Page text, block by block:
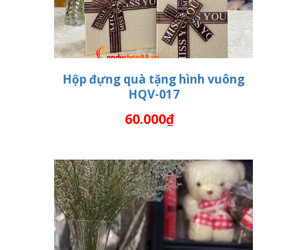
THÊM VÀO GIỎ HÀNG
Hộp đựng quà tặng hình vuông
HQV-017
60.000₫